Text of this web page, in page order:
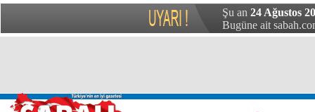
Şu an 24 Ağustos
Bugüne ait